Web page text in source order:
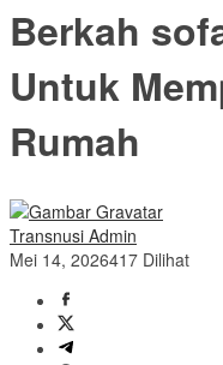
Berkah
Untuk
Rumah
Transnusi Admin
Mei 14, 2026417 Dilihat